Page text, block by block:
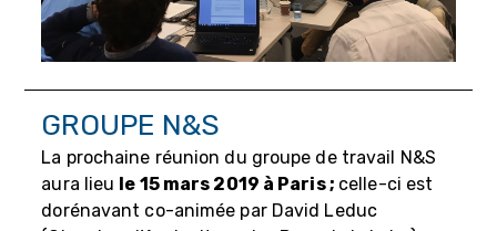
GROUPE N&S
La prochaine réunion du groupe de travail N&S
aura lieu le 15 mars 2019 à Paris ; celle-ci est
dorénavant co-animée par David Leduc